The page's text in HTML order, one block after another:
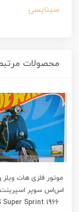
سیناپسی
محصولات
Super Sprint 1966